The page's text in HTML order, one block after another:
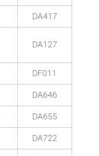
DA417
DA127
DF011
DA646
DA655
DA722